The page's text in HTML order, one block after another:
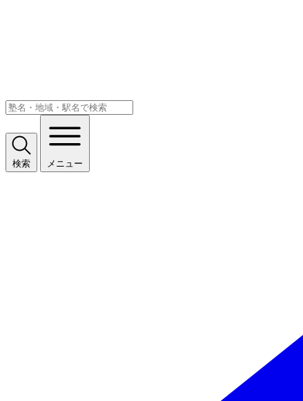
検索 メニュー